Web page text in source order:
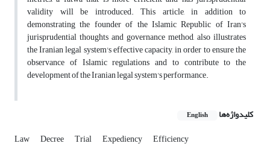
validity will be introduced. This article, in addition to
demonstrating the founder of the Islamic Republic of Iran's
jurisprudential thoughts and governance method, also illustrates
the Iranian legal system's effective capacity, in order to ensure the
observance of Islamic regulations and to contribute to the
development of the Iranian legal system's performance.
کلیدواژه‌ها English
Law Decree Trial Expediency Efficiency